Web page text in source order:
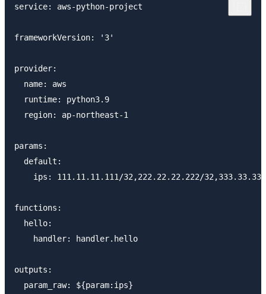
service: aws-python-project
frameworkVersion: '3'
provider:
  name: aws
  runtime: python3.9
  region: ap-northeast-1
params:
  default:
ips: 111.11.11.111/32,222.22.22.222/
functions:
  hello:
    handler: handler.hello
outputs:
  param_raw: ${param:ips}